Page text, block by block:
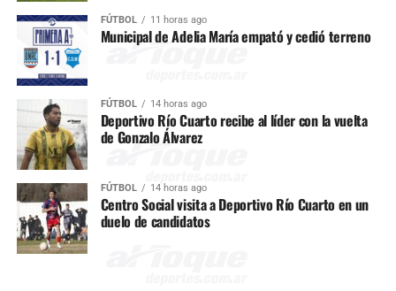
FÚTBOL 11 horas ago
Municipal de Adelia María empató y cedió terreno
FÚTBOL 14 horas ago
Deportivo Río Cuarto recibe al líder con la vuelta
de Gonzalo Álvarez
FÚTBOL 14 horas ago
Centro Social visita a Deportivo Río Cuarto en un
duelo de candidatos